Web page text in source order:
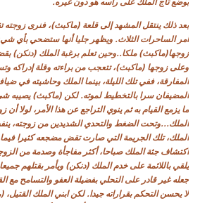
بعد ذلك ينتقل المشهد إلى قلعة (ماكبث)، فنرى زوجته
أمر الساحرات الثلاث. ويظهر جليا أنها ستضحي بأي
زوجها(ماكبث) ملكا..وحين تعلم برغبة الملك (دنكن)
وعلى زوجها (ماكبث)، تتعجب من براءته وقلة إدراكه
المفارقة، ففي تلك الليلة، بينما الملك وحاشيته في
المضيفان سرا بالتخطيط لموته. لكن (ماكبث) يصيبه
ما يزمع القيام به ثم ينوي التراجع عن هذا الأمر، لولا أن
الملك...وتحت الضغط والتحدي الشديدين من زوجته،
الملك، تلك الجريمة التي صارت تقض مضجعه كثيرا فيما
اكتشاف جثة الملك صباحا، أكثر مفاجأة وصدمة من
يلقي باللائمة على خدم الملك (دنكن) ويأمر بقتلهم
جعله غير قادر على التحلي بفضيلة العفو والتسامح مع
لا يحسن التحكم بقراراته جيدا. لكن ابني الملك القتيل،